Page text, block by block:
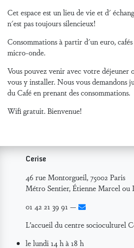
Cet espace est un lieu de vie et d'
n'est pas toujours silencieux!
Consommations à partir d'un euro, cafés
micro-onde.
Vous pouvez venir avec votre déjeuner
vous y installer. Nous vous demandons
du Café en prenant des consommations.
Wifi gratuit. Bienvenue!
Cerise
46 rue Montorgueil, 75002 Paris
Métro Sentier, Étienne Marcel ou
01 42 21 39 91 —
L’accueil du centre socioculturel
le lundi 14 h à 18 h